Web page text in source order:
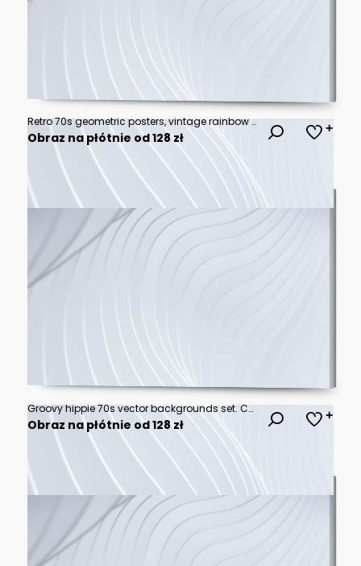
Retro 70s geometric posters, vintage rainbow color lines print. Groovy striped design poster, abstract 1970s colorful background vector set. Minimalistic old-fashioned cover for artwork
Obraz na płótnie od 128 zł
Groovy hippie 70s vector backgrounds set. Chessboard and twisted patterns. Backgrounds in trendy retro trippy style.Twisted and distorted vector texture in trendy retro psychedelic style
Obraz na płótnie od 128 zł